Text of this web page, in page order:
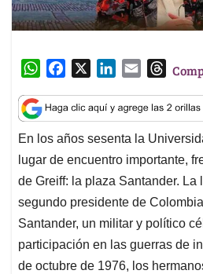
W
a
t
s
A
p
p
c
e
b
o
o
k
n
k
e
d
n
a
i
l
T
r
e
a
d
s
En los años sesenta la
lugar de encuentro importante,
de Greiff: la plaza Santander. La
segundo presidente de
Santander, un militar y político
participación en las guerras de
de octubre de 1976, los